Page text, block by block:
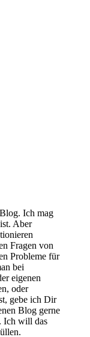
Ich mag
Aber
Fragen von
Probleme für
bei
eigenen
oder
gebe ich Dir
Blog gerne
Ich will das